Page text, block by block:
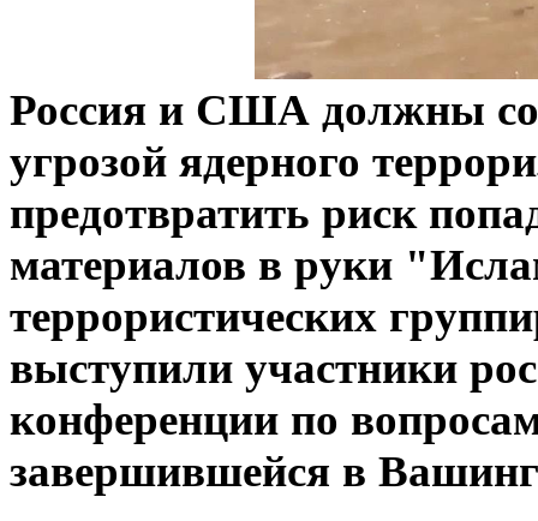
Россия и США должны
угрозой ядерного
предотвратить риск
материалов в руки
террористических
выступили участники
конференции по
завершившейся в